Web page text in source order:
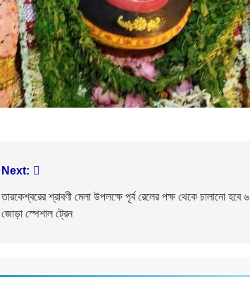
Next:
তারকেশ্বরের শ্রাবণী মেলা উপলক্ষে পূর্ব রেলের পক্ষ থেকে চালানো হবে ৬
জোড়া স্পেশাল ট্রেন